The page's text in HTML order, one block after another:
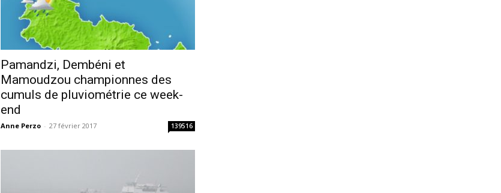
Pamandzi, Dembéni et
Mamoudzou championnes des
cumuls de pluviométrie ce week-
end
Anne Perzo - 27 février 2017 139516